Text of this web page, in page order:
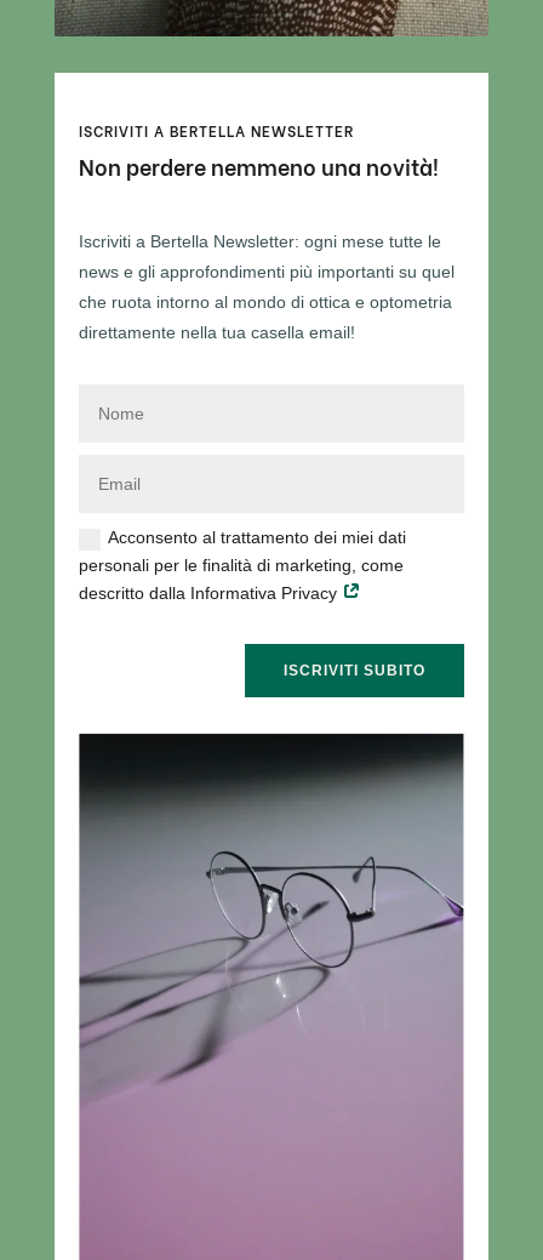
ISCRIVITI A BERTELLA NEWSLETTER
Non perdere nemmeno una novità!
Iscriviti a Bertella Newsletter: ogni mese tutte le
news e gli approfondimenti più importanti su quel
che ruota intorno al mondo di ottica e optometria
direttamente nella tua casella email!
Acconsento al trattamento dei miei dati
personali per le finalità di marketing, come
descritto dalla Informativa Privacy
ISCRIVITI SUBITO